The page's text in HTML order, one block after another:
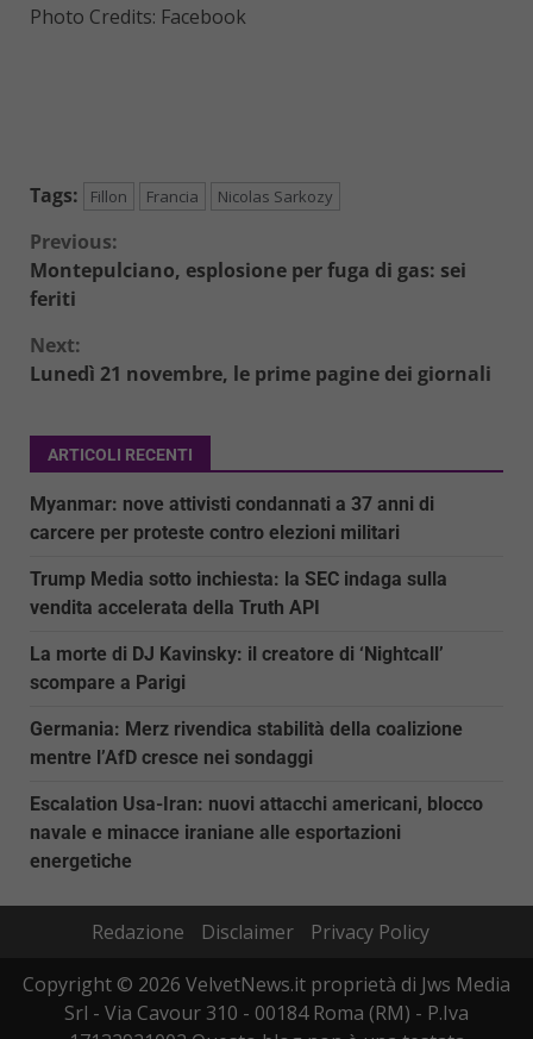
Photo Credits: Facebook
Tags: Fillon Francia Nicolas Sarkozy
Continue
Reading
Previous:
Montepulciano, esplosione per fuga di gas: sei
feriti
Next:
Lunedì 21 novembre, le prime pagine dei giornali
ARTICOLI RECENTI
Myanmar: nove attivisti condannati a 37 anni di
carcere per proteste contro elezioni militari
Trump Media sotto inchiesta: la SEC indaga sulla
vendita accelerata della Truth API
La morte di DJ Kavinsky: il creatore di ‘Nightcall’
scompare a Parigi
Germania: Merz rivendica stabilità della coalizione
mentre l’AfD cresce nei sondaggi
Escalation Usa-Iran: nuovi attacchi americani, blocco
navale e minacce iraniane alle esportazioni
energetiche
Redazione Disclaimer
Privacy Policy
Copyright © 2026 VelvetNews.it proprietà di Jws Media
Srl - Via Cavour 310 - 00184 Roma (RM) - P.Iva